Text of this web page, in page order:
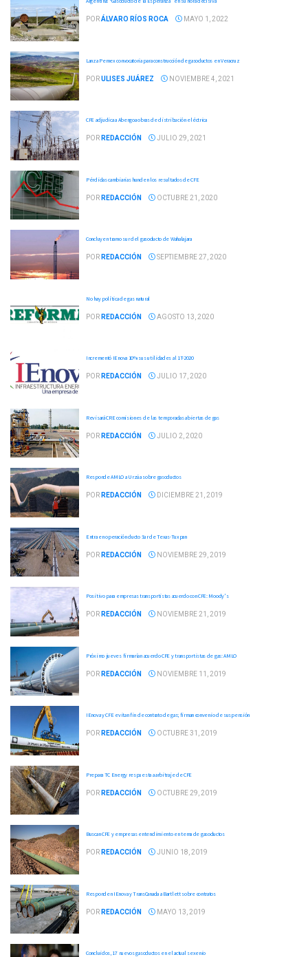
PORÁLVARO RÍOS ROCA MAYO 1, 2022
Lanza Pemex convocatoria para construcción de gasoductos en Veracruz
PORULISES JUÁREZ NOVIEMBRE 4, 2021
CFE adjudica a Abengoa obras de distribución eléctrica
POR REDACCIÓN JULIO 29, 2021
Pérdidas cambiarias hunden los resultados de CFE
POR REDACCIÓN OCTUBRE 21, 2020
Concluyen tramo sur del gasoducto de Wahalajara
POR REDACCIÓN SEPTIEMBRE 27, 2020
No hay política de gas natural
POR REDACCIÓN AGOSTO 13, 2020
Incrementó IEnova 10% sus utilidades al 1T-2020
POR REDACCIÓN JULIO 17, 2020
Revisará CRE comisiones de las temporadas abiertas de gas
POR REDACCIÓN JULIO 2, 2020
Responde AMLO a Urzúa sobre gasoductos
POR REDACCIÓN DICIEMBRE 21, 2019
Entra en operación ducto Sur de Texas-Tuxpan
POR REDACCIÓN NOVIEMBRE 29, 2019
Positivo para empresas transportistas acuerdo con CFE: Moody's
POR REDACCIÓN NOVIEMBRE 21, 2019
Próximo jueves firmarían acuerdo CFE y transportistas de gas: AMLO
POR REDACCIÓN NOVIEMBRE 11, 2019
IEnova y CFE evitan fin de contrato de gas; firman convenio de suspensión
POR REDACCIÓN OCTUBRE 31, 2019
Prepara TC Energy respuesta a arbitraje de CFE
POR REDACCIÓN OCTUBRE 29, 2019
Buscan CFE y empresas entendimiento en tema de gasoductos
POR REDACCIÓN JUNIO 18, 2019
Responden IEnova y TransCanada a Bartlett sobre contratos
POR REDACCIÓN MAYO 13, 2019
Concluidos, 17 nuevos gasoductos en el actual sexenio